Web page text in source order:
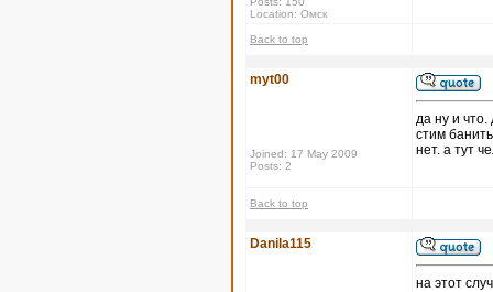
Location: Омск
Back to top
myt00
Joined: 17 May 2009
Posts: 2
да ну и что.
стим
нет. а тут
Back to top
Danila115
на этот